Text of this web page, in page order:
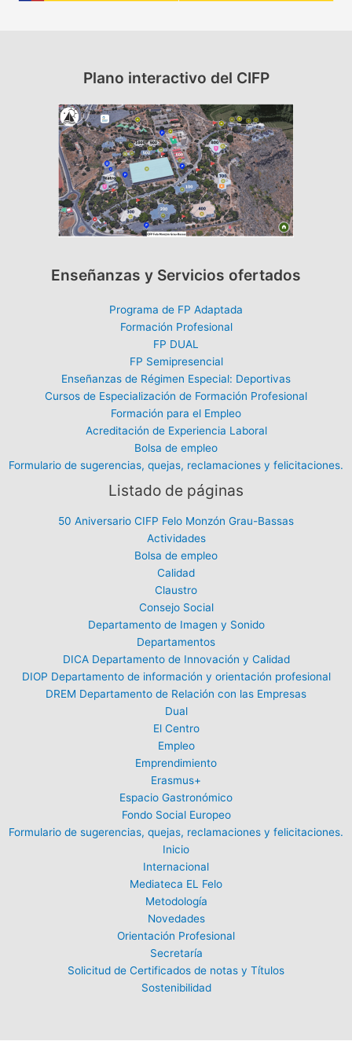
Plano interactivo del CIFP
Enseñanzas y Servicios ofertados
Programa de FP Adaptada
Formación Profesional
FP DUAL
FP Semipresencial
Enseñanzas de Régimen Especial: Deportivas
Cursos de Especialización de Formación Profesional
Formación para el Empleo
Acreditación de Experiencia Laboral
Bolsa de empleo
Formulario de sugerencias, quejas, reclamaciones y felicitaciones.
Listado de páginas
50 Aniversario CIFP Felo Monzón Grau-Bassas
Actividades
Bolsa de empleo
Calidad
Claustro
Consejo Social
Departamento de Imagen y Sonido
Departamentos
DICA Departamento de Innovación y Calidad
DIOP Departamento de información y orientación profesional
DREM Departamento de Relación con las Empresas
Dual
El Centro
Empleo
Emprendimiento
Erasmus+
Espacio Gastronómico
Fondo Social Europeo
Formulario de sugerencias, quejas, reclamaciones y felicitaciones.
Inicio
Internacional
Mediateca EL Felo
Metodología
Novedades
Orientación Profesional
Secretaría
Solicitud de Certificados de notas y Títulos
Sostenibilidad